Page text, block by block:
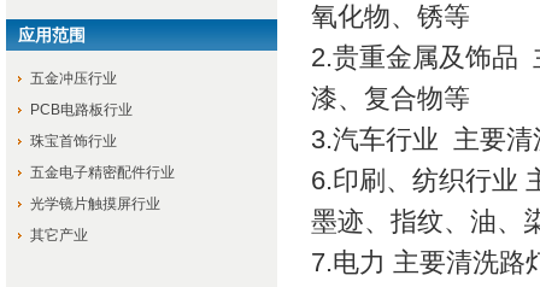
应用范围
五金冲压行业
PCB电路板行业
珠宝首饰行业
五金电子精密配件行业
光学镜片触摸屏行业
其它产业
氧化物、锈等
2.贵重金属及饰品
漆、复合物等
3.汽车行业 主要清
6.印刷、纺织行业
墨迹、指纹、油、
7.电力 主要清洗